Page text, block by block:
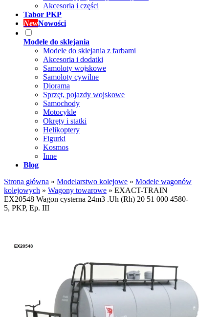
Akcesoria i części
Tabor PKP
NewNowości
Modele do sklejania
Modele do sklejania z farbami
Akcesoria i dodatki
Samoloty wojskowe
Samoloty cywilne
Diorama
Sprzęt, pojazdy wojskowe
Samochody
Motocykle
Okręty i statki
Helikoptery
Figurki
Kosmos
Inne
Blog
Strona główna » Modelarstwo kolejowe » Modele wagonów
kolejowych » Wagony towarowe » EXACT-TRAIN
EX20548 Wagon cysterna 24m3 .Uh (Rh) 20 51 000 4580-
5, PKP, Ep. III